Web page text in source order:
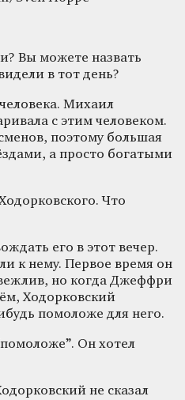
Вы можете назвать
в тот день?
Михаил
с этим человеком.
поэтому большая
а просто богатыми
Что
его в этот вечер.
к нему. Первое время он
но когда Джеффри
Ходорковский
помоложе для него.
Он хотел
не сказал